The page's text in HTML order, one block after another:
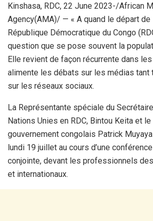
Kinshasa, RDC, 22 June 2023-/African
Agency(AMA)/ — « A quand le départ de
République Démocratique du Congo
question que se pose souvent la
Elle revient de façon récurrente dans
alimente les débats sur les médias tant
sur les réseaux sociaux.
La Représentante spéciale du
Nations Unies en RDC, Bintou Keita et
gouvernement congolais Patrick
lundi 19 juillet au cours d’une
conjointe, devant les professionnels
et internationaux.